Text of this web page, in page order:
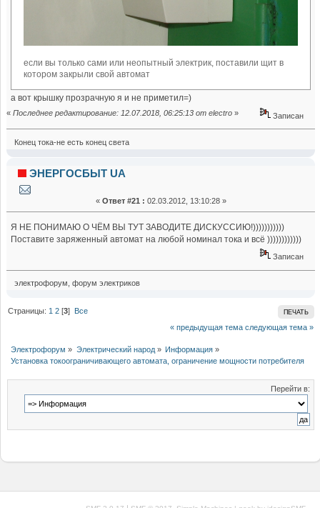
если вы только сами или неопытный электрик, поставили щит в
котором закрыли свой автомат
а вот крышку прозрачную я и не приметил=)
« Последнее редактирование: 12.07.2018, 06:25:13 от electro » Записан
Конец тока-не есть конец света
ЭНЕРГОСБЫТ UA
« Ответ #21 : 02.03.2012, 13:10:28 »
Я НЕ ПОНИМАЮ О ЧЁМ ВЫ ТУТ ЗАВОДИТЕ ДИСКУССИЮ!)))))))))))
Поставите заряженный автомат на любой номинал тока и всё ))))))))))))
Записан
электрофорум, форум электриков
ПЕЧАТЬ
Страницы: 1 2 [3] Все
« предыдущая тема следующая тема »
Электрофорум » Электрический народ» Информация»
Установка токоограничивающего автомата, ограничение мощности потребителя
Перейти в: